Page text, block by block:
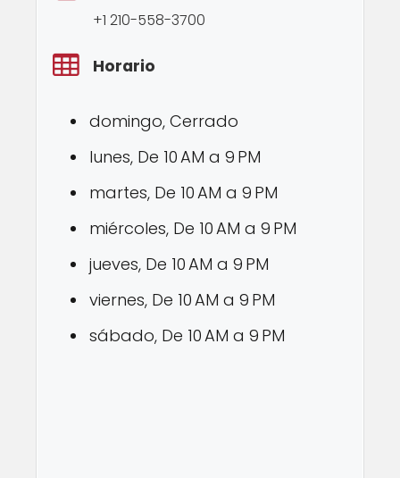
+1 210-558-3700
Horario
domingo, Cerrado
lunes, De 10 AM a 9 PM
martes, De 10 AM a 9 PM
miércoles, De 10 AM a 9 PM
jueves, De 10 AM a 9 PM
viernes, De 10 AM a 9 PM
sábado, De 10 AM a 9 PM